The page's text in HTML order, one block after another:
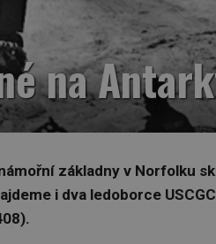
na
základny v Norfolku
i dva ledoborce